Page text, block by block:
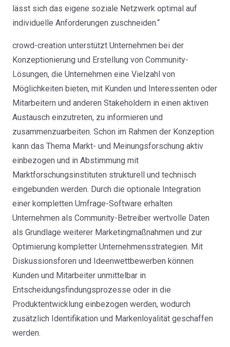
lässt sich das eigene soziale Netzwerk optimal auf
individuelle Anforderungen zuschneiden.“
crowd-creation unterstützt Unternehmen bei der
Konzeptionierung und Erstellung von Community-
Lösungen, die Unternehmen eine Vielzahl von
Möglichkeiten bieten, mit Kunden und Interessenten oder
Mitarbeitern und anderen Stakeholdern in einen aktiven
Austausch einzutreten, zu informieren und
zusammenzuarbeiten. Schon im Rahmen der Konzeption
kann das Thema Markt- und Meinungsforschung aktiv
einbezogen und in Abstimmung mit
Marktforschungsinstituten strukturell und technisch
eingebunden werden. Durch die optionale Integration
einer kompletten Umfrage-Software erhalten
Unternehmen als Community-Betreiber wertvolle Daten
als Grundlage weiterer Marketingmaßnahmen und zur
Optimierung kompletter Unternehmensstrategien. Mit
Diskussionsforen und Ideenwettbewerben können
Kunden und Mitarbeiter unmittelbar in
Entscheidungsfindungsprozesse oder in die
Produktentwicklung einbezogen werden, wodurch
zusätzlich Identifikation und Markenloyalität geschaffen
werden.